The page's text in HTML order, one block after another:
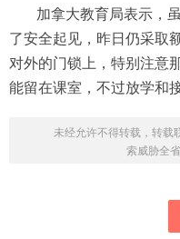
加拿大教育局表示，
了安全起见，昨日仍采取
对外的门锁上，特别注意
能留在课室，不过放学和
未经允许不得转载，转载
索威胁全